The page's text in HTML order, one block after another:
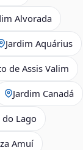
Alvorada
Jardim Aquárius
de Assis Valim
Jardim Canadá
do Lago
Amuí